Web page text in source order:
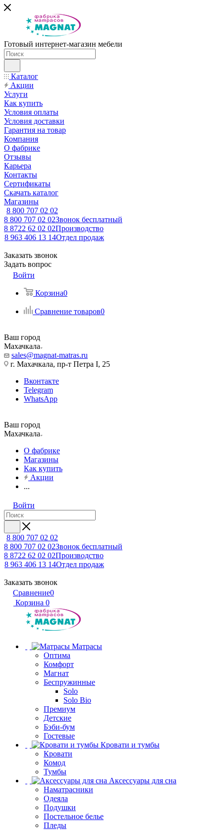
Готовый интернет-магазин мебели
Каталог
Акции
Услуги
Как купить
Условия оплаты
Условия доставки
Гарантия на товар
Компания
О фабрике
Отзывы
Карьера
Контакты
Сертификаты
Скачать каталог
Магазины
8 800 707 02 02
8 800 707 02 02Звонок бесплатный
8 8722 62 02 02Производство
8 963 406 13 14Отдел продаж
Заказать звонок
Задать вопрос
Войти
Корзина0
Сравнение товаров0
Ваш город
Махачкала
sales@magnat-matras.ru
г. Махачкала, пр-т Петра I, 25
Вконтакте
Telegram
WhatsApp
Ваш город
Махачкала
О фабрике
Магазины
Как купить
Акции
...
Войти
8 800 707 02 02
8 800 707 02 02Звонок бесплатный
8 8722 62 02 02Производство
8 963 406 13 14Отдел продаж
Заказать звонок
Сравнение0
Корзина 0
Матрасы
Оптима
Комфорт
Магнат
Беспружинные
Solo
Solo Bio
Премиум
Детские
Бэби-бум
Гостевые
Кровати и тумбы
Кровати
Комод
Тумбы
Аксессуары для сна
Наматрасники
Одеяла
Подушки
Постельное белье
Пледы